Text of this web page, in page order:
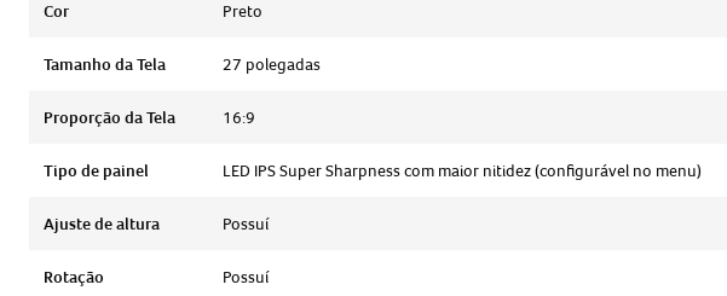
Cor Preto
Tamanho da Tela 27 polegadas
Proporção da Tela 16:9
Tipo de painel LED IPS Super Sharpness com maior nitidez (configurável no menu)
Ajuste de altura Possuí
Rotação Possuí